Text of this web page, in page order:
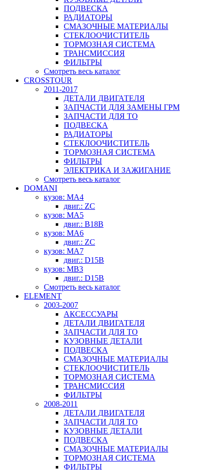
ПОДВЕСКА
РАДИАТОРЫ
СМАЗОЧНЫЕ МАТЕРИАЛЫ
СТЕКЛООЧИСТИТЕЛЬ
ТОРМОЗНАЯ СИСТЕМА
ТРАНСМИССИЯ
ФИЛЬТРЫ
Смотреть весь каталог
CROSSTOUR
2011-2017
ДЕТАЛИ ДВИГАТЕЛЯ
ЗАПЧАСТИ ДЛЯ ЗАМЕНЫ ГРМ
ЗАПЧАСТИ ДЛЯ ТО
ПОДВЕСКА
РАДИАТОРЫ
СТЕКЛООЧИСТИТЕЛЬ
ТОРМОЗНАЯ СИСТЕМА
ФИЛЬТРЫ
ЭЛЕКТРИКА И ЗАЖИГАНИЕ
Смотреть весь каталог
DOMANI
кузов: MA4
двиг.: ZC
кузов: MA5
двиг.: B18B
кузов: MA6
двиг.: ZC
кузов: MA7
двиг.: D15B
кузов: MB3
двиг.: D15B
Смотреть весь каталог
ELEMENT
2003-2007
АКСЕССУАРЫ
ДЕТАЛИ ДВИГАТЕЛЯ
ЗАПЧАСТИ ДЛЯ ТО
КУЗОВНЫЕ ДЕТАЛИ
ПОДВЕСКА
СМАЗОЧНЫЕ МАТЕРИАЛЫ
СТЕКЛООЧИСТИТЕЛЬ
ТОРМОЗНАЯ СИСТЕМА
ТРАНСМИССИЯ
ФИЛЬТРЫ
2008-2011
ДЕТАЛИ ДВИГАТЕЛЯ
ЗАПЧАСТИ ДЛЯ ТО
КУЗОВНЫЕ ДЕТАЛИ
ПОДВЕСКА
СМАЗОЧНЫЕ МАТЕРИАЛЫ
ТОРМОЗНАЯ СИСТЕМА
ФИЛЬТРЫ